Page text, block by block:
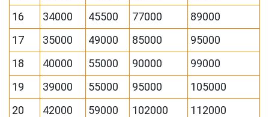
16
34000 45500 77000
89000
17
35000 49000 85000
95000
18
40000 55000 90000
99000
19
39000 55000 95000
105000
20
42000 59000 102000
112000